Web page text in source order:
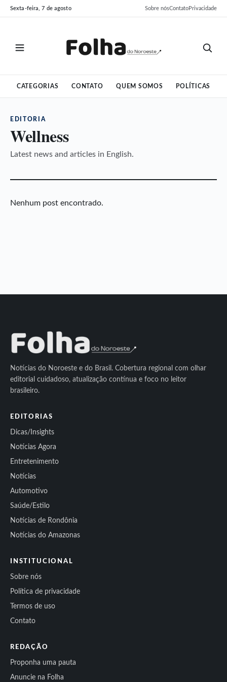
Pular
para
Pular
para
Sexta-feira, 7 de agosto Sobre nósContatoPrivacidade
CATEGORIAS CONTATO QUEM SOMOS POLÍTICAS
EDITORIA
Wellness
Latest news and articles in English.
Nenhum post encontrado.
Notícias do Noroeste e do Brasil. Cobertura regional com olhar
editorial cuidadoso, atualização contínua e foco no leitor
brasileiro.
EDITORIAS
Dicas/Insights
Notícias Agora
Entretenimento
Notícias
Automotivo
Saúde/Estilo
Notícias de Rondônia
Notícias do Amazonas
INSTITUCIONAL
Sobre nós
Política de privacidade
Termos de uso
Contato
REDAÇÃO
Proponha uma pauta
Anuncie na Folha